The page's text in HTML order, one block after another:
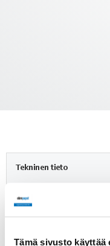
Tämä sivusto käyttää
Tekninen tieto
Jännite
Nimellisvirta